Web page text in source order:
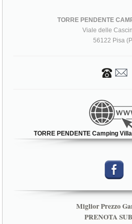
TORRE PENDENTE
Viale delle
56122 Pisa
TORRE PENDENTE Camping
Miglior Prezzo
PRENOTA